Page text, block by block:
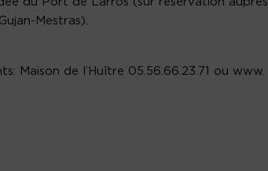
Mestras).
Maison de l’Huître 05.56.66.23.71 ou